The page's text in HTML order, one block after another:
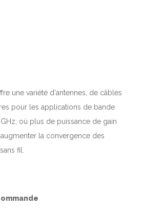
une variété d'antennes, de câbles
pour les applications de bande
où plus de puissance de gain
la convergence des
fil.